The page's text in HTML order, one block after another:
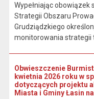
Wypełniając obowiązek
Strategii Obszaru
Grudziądzkiego
monitorowania strategii
Obwieszczenie
kwietnia 2026 roku w
dotyczących projektu
Miasta i Gminy Łasin